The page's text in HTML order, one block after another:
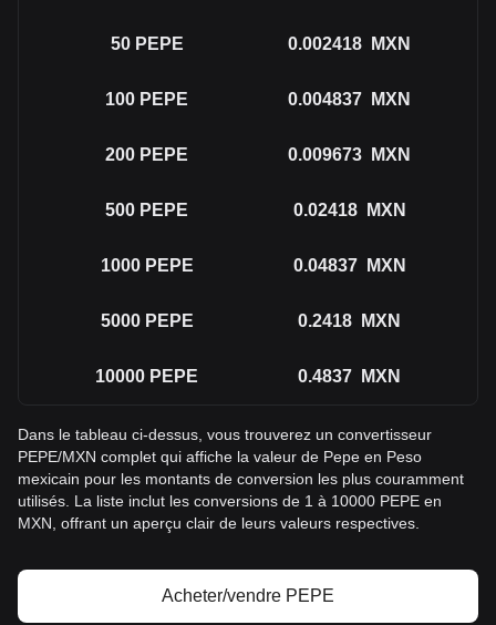
50 PEPE 0.002418 MXN
100 PEPE 0.004837 MXN
200 PEPE 0.009673 MXN
500 PEPE 0.02418 MXN
1000 PEPE 0.04837 MXN
5000 PEPE 0.2418 MXN
10000 PEPE 0.4837 MXN
Dans le tableau ci-dessus, vous trouverez un convertisseur
PEPE/MXN complet qui affiche la valeur de Pepe en Peso
mexicain pour les montants de conversion les plus couramment
utilisés. La liste inclut les conversions de 1 à 10000 PEPE en
MXN, offrant un aperçu clair de leurs valeurs respectives.
Acheter/vendre PEPE